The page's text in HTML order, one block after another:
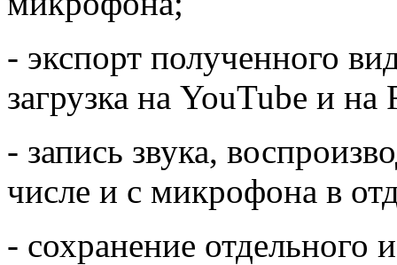
- экспорт полученного
загрузка на YouTube и на
- запись звука,
числе и с микрофона в
- сохранение отдельного